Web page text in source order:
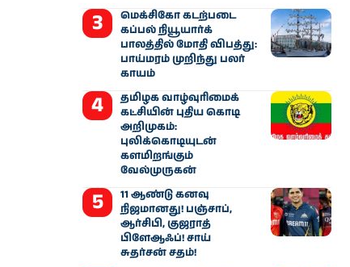
மெக்சிகோ கடற்படை
கப்பல் நியூயார்க்
பாலத்தில் மோதி விபத்து:
பாய்மரம் முறிந்து பலர்
காயம்
தமிழக வாழ்வுரிமைக்
கட்சியின் புதிய கொடி
அறிமுகம்:
புலிக்கொடியுடன்
களமிறங்கும்
வேல்முருகன்
11 ஆண்டு கனவு
நிஜமானது! பஞ்சாப்,
ஆர்சிபி, குஜராத்
பிளேஆஃப்! சாய்
சுதர்சன் சதம்!